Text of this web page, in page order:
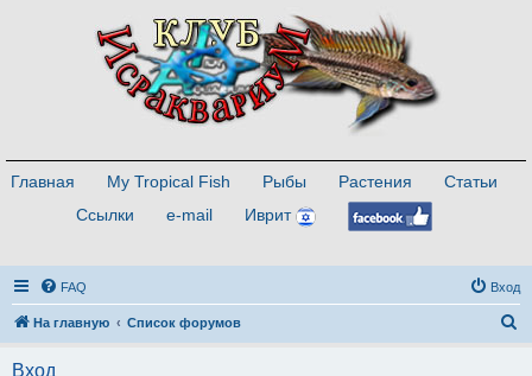
Главная My Tropical Fish Рыбы Растения
Статьи
Ссылки
e-mail Иврит
FAQ Вход
На главную Список форумов
Вход